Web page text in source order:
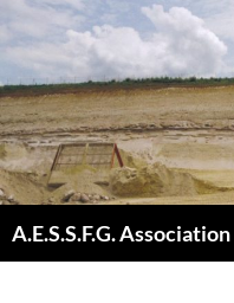
Aller
au
contenu